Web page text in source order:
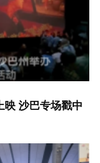
映 沙巴专场戳中